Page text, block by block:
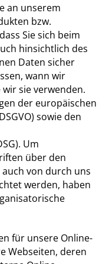
an unserem
bzw.
Sie sich beim
hinsichtlich des
Daten sicher
wann wir
sie verwenden.
der europäischen
sowie den
Um
über den
von durch uns
werden, haben
für unsere Online-
Webseiten, deren